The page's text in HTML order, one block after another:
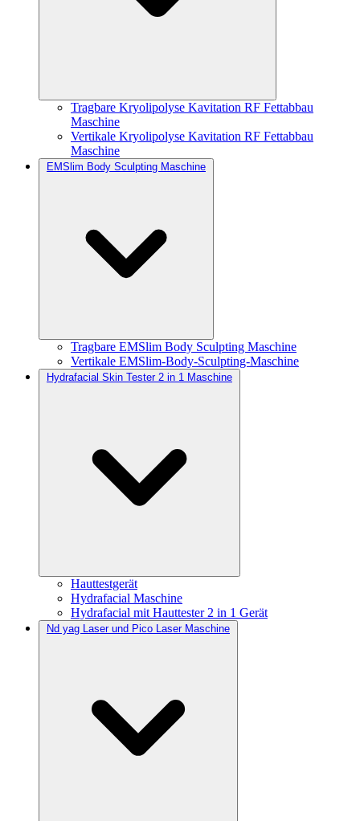
Tragbare Kryolipolyse Kavitation RF Fettabbau
Maschine
Vertikale Kryolipolyse Kavitation RF Fettabbau
Maschine
EMSlim Body Sculpting Maschine
Tragbare EMSlim Body Sculpting Maschine
Vertikale EMSlim-Body-Sculpting-Maschine
Hydrafacial Skin Tester 2 in 1 Maschine
Hauttestgerät
Hydrafacial Maschine
Hydrafacial mit Hauttester 2 in 1 Gerät
Nd yag Laser und Pico Laser Maschine